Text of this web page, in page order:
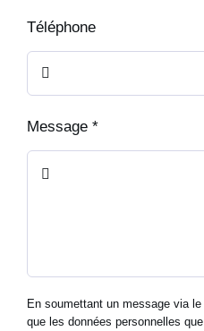
Téléphone
Message *
En soumettant un message via
que les données personnelles